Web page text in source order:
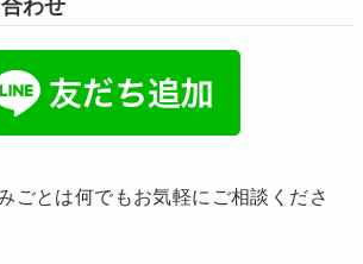
わせ
ごとは何でもお気軽にご相談くださ